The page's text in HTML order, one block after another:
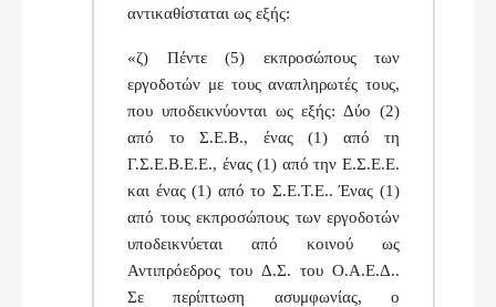
αντικαθίσταται ως εξής:
«ζ) Πέντε (5) εκπροσώπους των
εργοδοτών με τουςαναπληρωτές τους,
που υποδεικνύονται ως εξής: Δύο (2)
από το Σ.Ε.Β., ένας (1) από τη
Γ.Σ.Ε.Β.Ε.Ε., ένας (1) απότην Ε.Σ.Ε.Ε.
και ένας (1) από το Σ.Ε.Τ.Ε.. Ένας (1)
από τους εκπροσώπους των εργοδοτών
υποδεικνύεται από κοινού ως
Αντιπρόεδρος του Δ.Σ. του Ο.Α.Ε.Δ..
Σε περίπτωση ασυμφωνίας, ο